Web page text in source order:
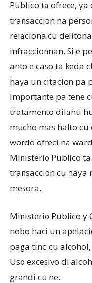
Publico ta ofrece,
transaccion na
relaciona cu
infraccionnan. Si e
anto e caso ta keda
haya un citacion pa
importante pa tene
tratamento dilanti
mucho mas halto cu
wordo ofreci na
Ministerio Publico
transaccion cu haya
mesora.
Ministerio Publico y
nobo haci un
paga tino cu
Uso excesivo di
grandi cu ne.